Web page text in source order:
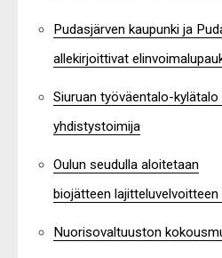
Pudasjärven kaupunki ja
allekirjoittivat
Siuruan työväentalo-
yhdistystoimija
Oulun seudulla aloitetaan
biojätteen
Nuorisovaltuuston